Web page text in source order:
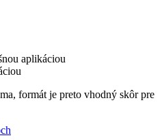
aplikáciou
formát je preto vhodný skôr pre